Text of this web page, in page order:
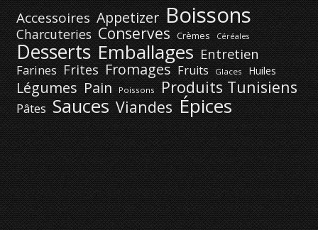
Accessoires Appetizer Boissons
Charcuteries Conserves Crèmes Céréales
Desserts Emballages Entretien
Farines Frites Fromages Fruits Glaces Huiles
Légumes Pain Poissons Produits Tunisiens
Pâtes Sauces Viandes Épices